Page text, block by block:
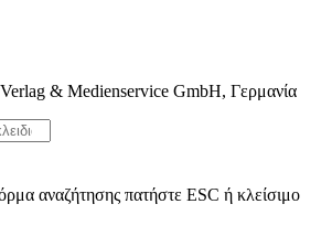
& Medienservice GmbH, Γερμανία
αναζήτησης πατήστε ESC ή κλείσιμο